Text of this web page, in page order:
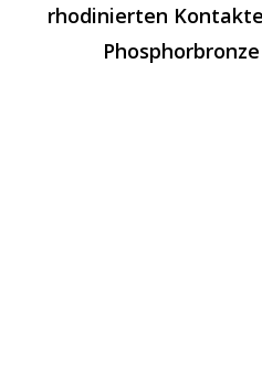
rhodinierten
Phosphorbronze